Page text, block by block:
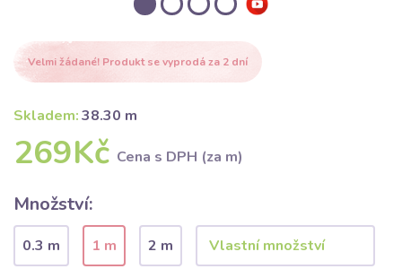
Velmi žádané! Produkt se vyprodá za 2 dní
Skladem:38.30 m
269Kč Cena s DPH (za m)
Množství:
0.3 m 1 m
2 m